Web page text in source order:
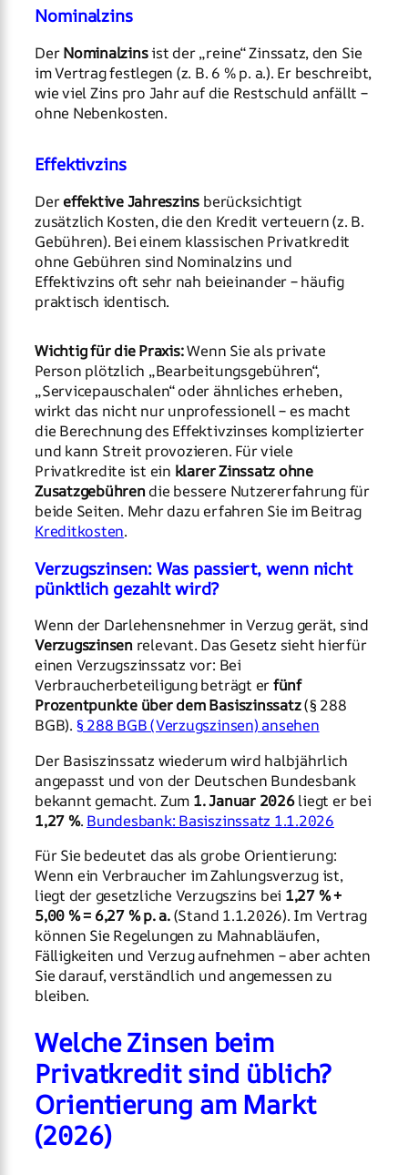
Nominalzins
DerNominalzinsist der „reine“ Zinssatz, den Sie
im Vertrag festlegen (z. B. 6 % p. a.). Er beschreibt,
wie viel Zins pro Jahr auf die Restschuld anfällt –
ohne Nebenkosten.
Effektivzins
Dereffektive Jahreszins berücksichtigt
zusätzlich Kosten, die den Kredit verteuern (z. B.
Gebühren). Bei einem klassischen Privatkredit
ohne Gebühren sind Nominalzins und
Effektivzins oft sehr nah beieinander – häufig
praktisch identisch.
Wichtig für die Praxis:Wenn Sie als private
Person plötzlich „Bearbeitungsgebühren“,
„Servicepauschalen“ oder ähnliches erheben,
wirkt das nicht nur unprofessionell – es macht
die Berechnung des Effektivzinses komplizierter
und kann Streit provozieren. Für viele
Privatkredite ist ein klarer Zinssatz ohne
Zusatzgebührendie bessere Nutzererfahrung für
beide Seiten. Mehr dazu erfahren Sie im Beitrag
Kreditkosten.
Verzugszinsen: Was passiert, wenn nicht
pünktlich gezahlt wird?
Wenn der Darlehensnehmer in Verzug gerät, sind
Verzugszinsenrelevant. Das Gesetz sieht hierfür
einen Verzugszinssatz vor: Bei
Verbraucherbeteiligung beträgt erfünf
Prozentpunkte über dem Basiszinssatz(§ 288
BGB). § 288 BGB (Verzugszinsen) ansehen
Der Basiszinssatz wiederum wird halbjährlich
angepasst und von der Deutschen Bundesbank
bekannt gemacht. Zum 1. Januar 2026liegt er bei
1,27 %. Bundesbank: Basiszinssatz 1.1.2026
Für Sie bedeutet das als grobe Orientierung:
Wenn ein Verbraucher im Zahlungsverzug ist,
liegt der gesetzliche Verzugszins bei 1,27 % +
5,00 % = 6,27 % p. a.(Stand 1.1.2026). Im Vertrag
können Sie Regelungen zu Mahnabläufen,
Fälligkeiten und Verzug aufnehmen – aber achten
Sie darauf, verständlich und angemessen zu
bleiben.
Welche Zinsen beim
Privatkredit sind üblich?
Orientierung am Markt
(2026)